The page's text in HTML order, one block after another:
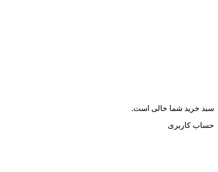
سبد خرید شما خالی است.
حساب کاربری